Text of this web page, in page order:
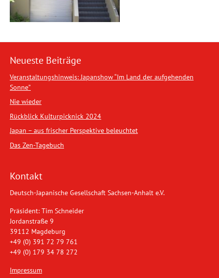
Neueste Beiträge
Veranstaltungshinweis: Japanshow “Im Land der aufgehenden
Sonne”
Nie wieder
Rückblick Kulturpicknick 2024
Japan – aus frischer Perspektive beleuchtet
Das Zen-Tagebuch
Kontakt
Deutsch-Japanische Gesellschaft Sachsen-Anhalt e.V.
Präsident: Tim Schneider
Jordanstraße 9
39112 Magdeburg
+49 (0) 391 72 79 761
+49 (0) 179 34 78 272
Impressum